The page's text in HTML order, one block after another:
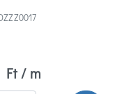
Ft / m